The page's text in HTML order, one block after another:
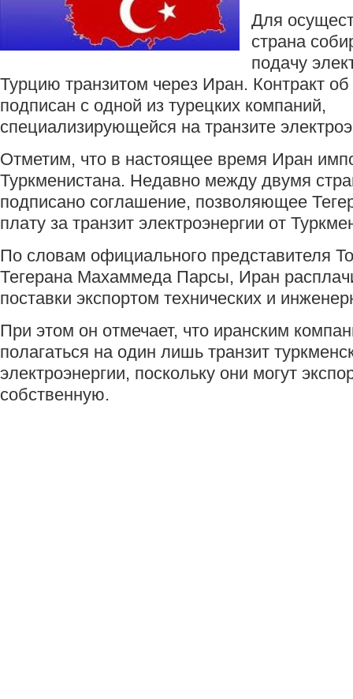
Для
страна
подачу
Турцию транзитом через Иран. Контракт
подписан с одной из турецких компаний,
специализирующейся на транзите
Отметим, что в настоящее время Иран
Туркменистана. Недавно между двумя
подписано соглашение, позволяющее
плату за транзит электроэнергии от
По словам официального представителя
Тегерана Махаммеда Парсы, Иран
поставки экспортом технических и
При этом он отмечает, что иранским
полагаться на один лишь транзит
электроэнергии, поскольку они могут
собственную.